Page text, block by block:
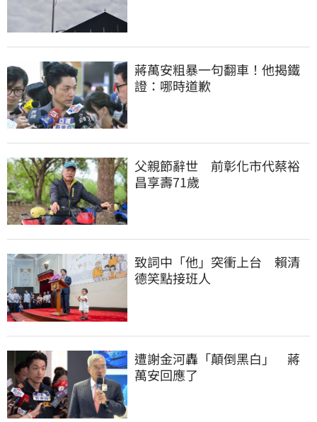
蔣萬安粗暴一句翻車！他揭鐵
證：哪時道歉
父親節辭世　前彰化市代蔡裕
昌享壽71歲
致詞中「他」突衝上台　賴清
德笑點接班人
遭謝金河轟「顛倒黑白」　蔣
萬安回應了